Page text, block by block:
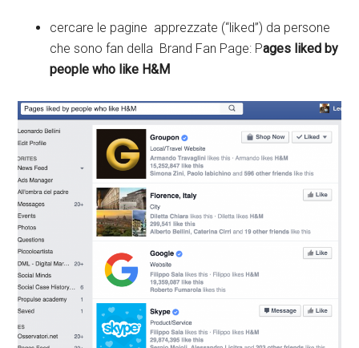
cercare le pagine apprezzate (“liked”) da persone
che sono fan della Brand Fan Page: Pages liked by
people who like H&M